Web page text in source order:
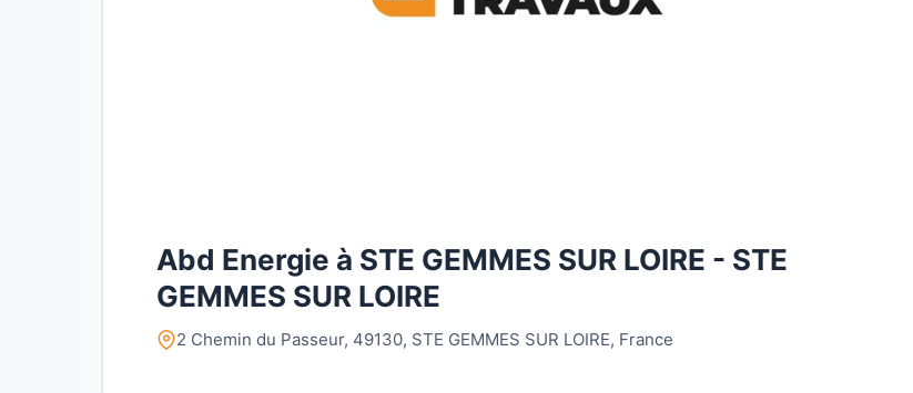
Abd Energie à STE GEMMES SUR LOIRE - STE
GEMMES SUR LOIRE
2 Chemin du Passeur, 49130, STE GEMMES SUR LOIRE, France